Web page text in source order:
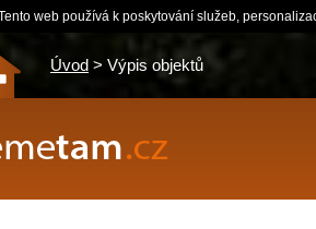
web používá k poskytování služeb,
Úvod > Výpis objektů